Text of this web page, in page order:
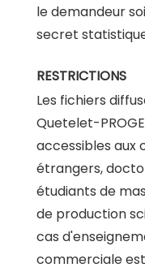
le demandeur
secret
RESTRICTIONS
Les fichiers
Quetelet-
accessibles aux
étrangers,
étudiants de
de production
cas
commerciale